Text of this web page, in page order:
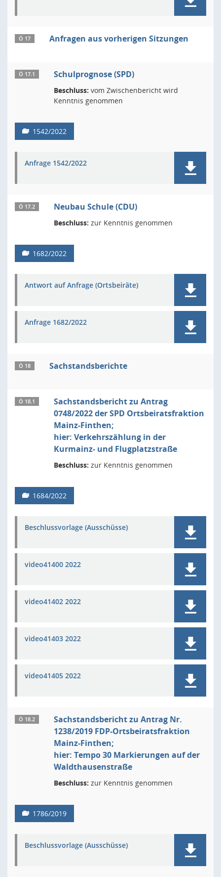
Ö 17 Anfragen aus vorherigen Sitzungen
Ö 17.1 Schulprognose (SPD)
Beschluss: vom Zwischenbericht wird
Kenntnis genommen
1542/2022
Anfrage 1542/2022
Ö 17.2 Neubau Schule (CDU)
Beschluss: zur Kenntnis genommen
1682/2022
Antwort auf Anfrage (Ortsbeiräte)
Anfrage 1682/2022
Ö 18 Sachstandsberichte
Ö 18.1
Sachstandsbericht zu Antrag
0748/2022 der SPD Ortsbeiratsfraktion
Mainz-Finthen;
hier: Verkehrszählung in der
Kurmainz- und Flugplatzstraße
Beschluss: zur Kenntnis genommen
1684/2022
Beschlussvorlage (Ausschüsse)
video41400 2022
video41402 2022
video41403 2022
video41405 2022
Ö 18.2
Sachstandsbericht zu Antrag Nr.
1238/2019 FDP-Ortsbeiratsfraktion
Mainz-Finthen;
hier: Tempo 30 Markierungen auf der
Waldthausenstraße
Beschluss: zur Kenntnis genommen
1786/2019
Beschlussvorlage (Ausschüsse)